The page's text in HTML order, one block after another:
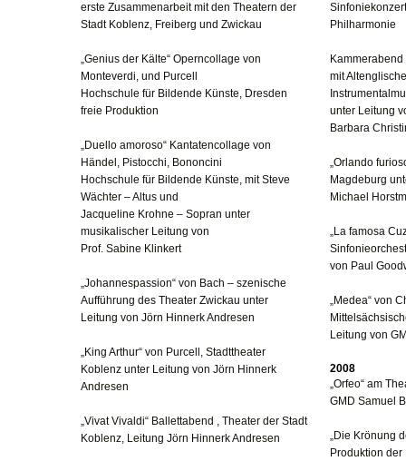
erste Zusammenarbeit mit den Theatern der
Stadt Koblenz, Freiberg und Zwickau
„Genius der Kälte“ Operncollage von
Monteverdi, und Purcell
Hochschule für Bildende Künste, Dresden
freie Produktion
„Duello amoroso“ Kantatencollage von
Händel, Pistocchi, Bononcini
Hochschule für Bildende Künste, mit Steve
Wächter – Altus und
Jacqueline Krohne – Sopran unter
musikalischer Leitung von
Prof. Sabine Klinkert
„Johannespassion“ von Bach – szenische
Aufführung des Theater Zwickau unter
Leitung von Jörn Hinnerk Andresen
„King Arthur“ von Purcell, Stadttheater
Koblenz unter Leitung von Jörn Hinnerk
Andresen
„Vivat Vivaldi“ Ballettabend , Theater der Stadt
Koblenz, Leitung Jörn Hinnerk Andresen
Philharmonie
mit
unter Leitung
Barbara
„Orlando
Magdeburg
Michael
„La famosa
von Paul
„Medea“ von
Leitung von
2008
„Orfeo“ am
GMD Samuel
„Die Krönung
Produktion